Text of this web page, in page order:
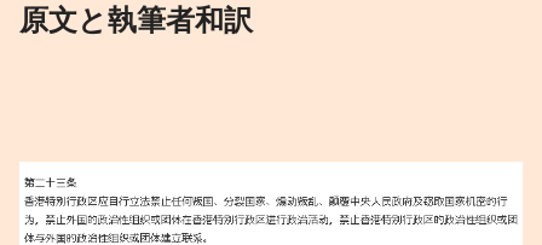
原文と執筆者和訳